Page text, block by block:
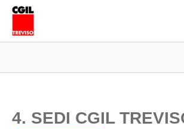
4. SEDI CGIL